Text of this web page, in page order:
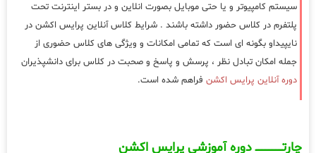
سیستم کامپیوتر و یا حتی موبایل بصورت انلاین و در بستر اینترنت تحت
پلتفرم در کلاس حضور داشته باشند . شرایط کلاس آنلاین پرایس اکشن در
نایپیداو بگونه ای است که تمامی امکانات و ویژگی های کلاس حضوری از
جمله امکان تبادل نظر ، پرسش و پاسخ و صحبت در کلاس برای دانشپذیران
دوره آنلاین پرایس اکشن فراهم شده است.
چارتـــــــــــــــــــ دوره آموزشی پرایس اکشن